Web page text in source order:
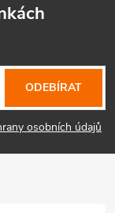
osobních údajů
ODEBÍRAT